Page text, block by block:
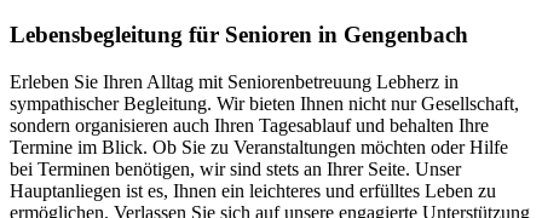
Lebensbegleitung für Senioren in Gengenbach
Erleben Sie Ihren Alltag mit Seniorenbetreuung Lebherz in
sympathischer Begleitung. Wir bieten Ihnen nicht nur Gesellschaft,
sondern organisieren auch Ihren Tagesablauf und behalten Ihre
Termine im Blick. Ob Sie zu Veranstaltungen möchten oder Hilfe
bei Terminen benötigen, wir sind stets an Ihrer Seite. Unser
Hauptanliegen ist es, Ihnen ein leichteres und erfülltes Leben zu
ermöglichen. Verlassen Sie sich auf unsere engagierte Unterstützung